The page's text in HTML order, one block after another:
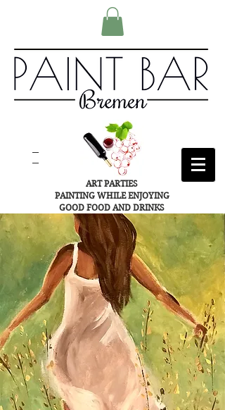
ART PARTIES
PAINTING WHILE ENJOYING
GOOD FOOD AND DRINKS